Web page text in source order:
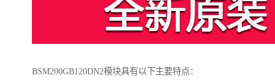
BSM200GB120DN2模块具有以下主要特点：